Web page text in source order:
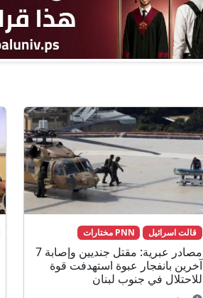
قالت اسرائيل PNN مختارات
مصادر عبرية: مقتل جنديين وإصابة 7
آخرين بانفجار عبوة استهدفت قوة
للاحتلال في جنوب لبنان